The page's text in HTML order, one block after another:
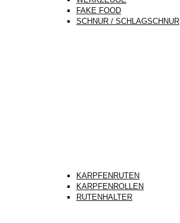
FAKE FOOD
SCHNUR / SCHLAGSCHNUR
KARPFENRUTEN
KARPFENROLLEN
RUTENHALTER